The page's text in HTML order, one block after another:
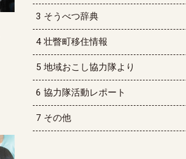
そうべつ辞典
壮瞥町移住情報
地域おこし協力隊より
協力隊活動レポート
その他